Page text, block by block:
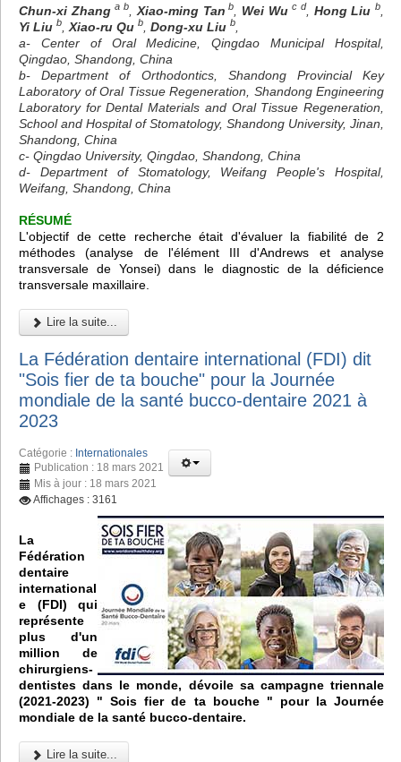
Chun-xi Zhang a b Xiao-ming Tan b Wei Wu c d Hong Liu b
Yi Liu b Xiao-ru Qu b Dong-xu Liu b
a- Center of Oral Medicine, Qingdao Municipal Hospital,
Qingdao, Shandong, China
b- Department of Orthodontics, Shandong Provincial Key
Laboratory of Oral Tissue Regeneration, Shandong Engineering
Laboratory for Dental Materials and Oral Tissue Regeneration,
School and Hospital of Stomatology, Shandong University, Jinan,
Shandong, China
c- Qingdao University, Qingdao, Shandong, China
d- Department of Stomatology, Weifang People's Hospital,
Weifang, Shandong, China
RÉSUMÉ
L'objectif de cette recherche était d'évaluer la fiabilité de 2
méthodes (analyse de l'élément III d'Andrews et analyse
transversale de Yonsei) dans le diagnostic de la déficience
transversale maxillaire.
Lire la suite...
La Fédération dentaire international (FDI) dit
"Sois fier de ta bouche" pour la Journée
mondiale de la santé bucco-dentaire 2021 à
2023
Catégorie : Internationales
Publication : 18 mars 2021
Mis à jour : 18 mars 2021
Affichages : 3161
La
Fédération
dentaire
international
e (FDI) qui
représente
plus d'un
million de
chirurgiens-
dentistes dans le monde, dévoile sa campagne triennale
(2021-2023) " Sois fier de ta bouche " pour la Journée
mondiale de la santé bucco-dentaire.
Lire la suite...